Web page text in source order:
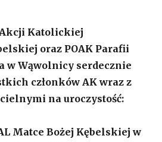
Katolickiej
oraz POAK Parafii
w Wąwolnicy serdecznie
członków AK wraz z
na uroczystość:
Matce Bożej Kębelskiej w